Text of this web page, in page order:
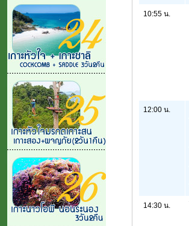
10:55 น.
12:00 น.
14:30 น.